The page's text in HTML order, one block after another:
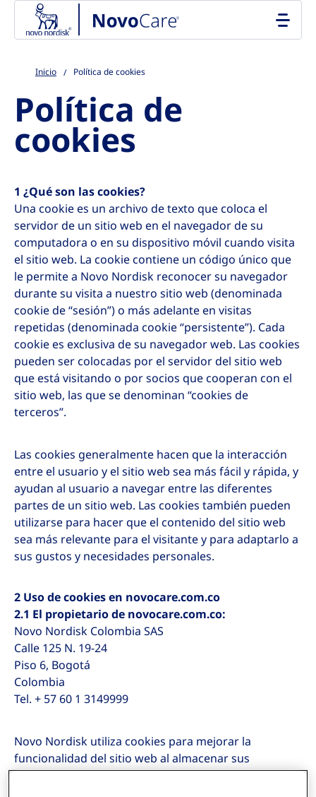
Go to the page content
Inicio Política de cookies
Política de
cookies
1 ¿Qué son las cookies?
Una cookie es un archivo de texto que coloca el
servidor de un sitio web en el navegador de su
computadora o en su dispositivo móvil cuando visita
el sitio web. La cookie contiene un código único que
le permite a Novo Nordisk reconocer su navegador
durante su visita a nuestro sitio web (denominada
cookie de “sesión”) o más adelante en visitas
repetidas (denominada cookie “persistente”). Cada
cookie es exclusiva de su navegador web. Las cookies
pueden ser colocadas por el servidor del sitio web
que está visitando o por socios que cooperan con el
sitio web, las que se denominan “cookies de
terceros”.
Las cookies generalmente hacen que la interacción
entre el usuario y el sitio web sea más fácil y rápida, y
ayudan al usuario a navegar entre las diferentes
partes de un sitio web. Las cookies también pueden
utilizarse para hacer que el contenido del sitio web
sea más relevante para el visitante y para adaptarlo a
sus gustos y necesidades personales.
2 Uso de cookies en novocare.com.co
2.1 El propietario de novocare.com.co:
Novo Nordisk Colombia SAS
Calle 125 N. 19-24
Piso 6, Bogotá
Colombia
Tel. + 57 60 1 3149999
Novo Nordisk utiliza cookies para mejorar la
funcionalidad del sitio web al almacenar sus
preferencias. En novocare.com.co, Novo Nordisk